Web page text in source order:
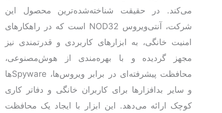
می‌کند. در حقیقت شناخته‌شده‌ترین محصول این
شرکت، آنتی‌ویروس NOD32 است که در راهکارهای
امنیت خانگی، به ابزارهای کاربردی و قدرتمندی نیز
مجهز گردیده و با بهره‌مندی از هوش‌مصنوعی،
محافظت پیشرفته‌ای در برابر ویروس‌ها، Spywareها
و سایر بدافزارها برای کاربران خانگی و دفاتر کاری
کوچک ارائه می‌دهد. این ابزار با ایجاد یک محافظت